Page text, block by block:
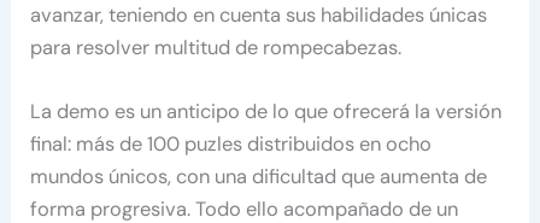
avanzar, teniendo en cuenta sus habilidades únicas
para resolver multitud de rompecabezas.
La demo es un anticipo de lo que ofrecerá la versión
final: más de 100 puzles distribuidos en ocho
mundos únicos, con una dificultad que aumenta de
forma progresiva. Todo ello acompañado de un